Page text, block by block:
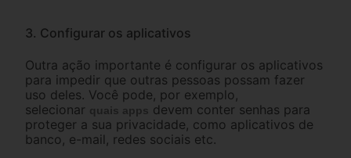
3. Configurar os aplicativos
Outra ação importante é configurar os aplicativos
para impedir que outras pessoas possam fazer
uso deles. Você pode, por exemplo,
selecionar quais apps devem conter senhas para
proteger a sua privacidade, como aplicativos de
banco, e-mail, redes sociais etc.